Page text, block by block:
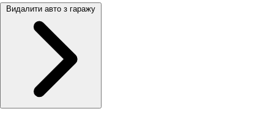
Видалити авто з гаражу